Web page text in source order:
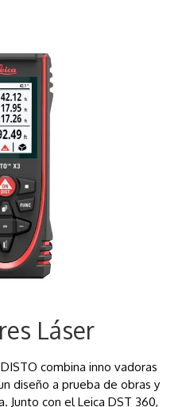
Láser
combina inno vadoras
diseño a prueba de obras y
Junto con el Leica DST 360,